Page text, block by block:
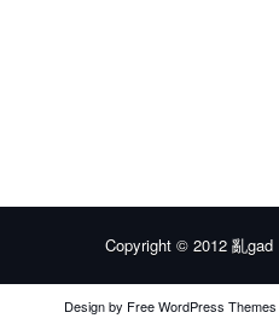
Copyright © 2012 亂gad
Design by Free WordPress Themes